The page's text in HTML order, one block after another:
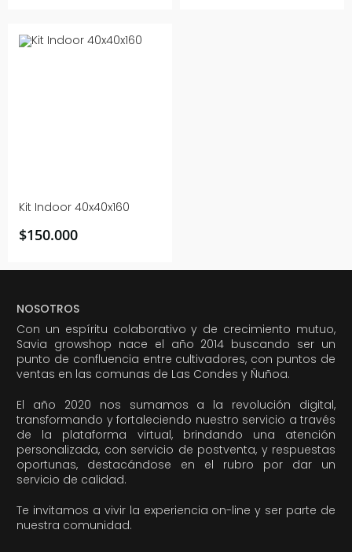
Kit Indoor 40x40x160
$150.000
NOSOTROS
Con un espíritu colaborativo y de crecimiento mutuo,
Savia growshop nace el año 2014 buscando ser un
punto de confluencia entre cultivadores, con puntos de
ventas en las comunas de Las Condes y Ñuñoa.
El año 2020 nos sumamos a la revolución digital,
transformando y fortaleciendo nuestro servicio a través
de la plataforma virtual, brindando una atención
personalizada, con servicio de postventa, y respuestas
oportunas, destacándose en el rubro por dar un
servicio de calidad.
Te invitamos a vivir la experiencia on-line y ser parte de
nuestra comunidad.